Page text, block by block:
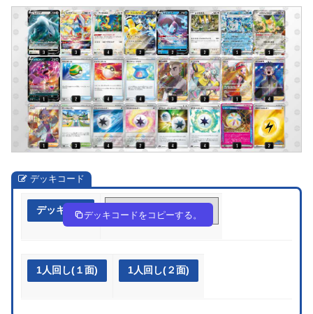
デッキコード
デッキ作成 k5kkVk-UoW60x-ffvfFk
デッキコードをコピーする。
1人回し(１面) 1人回し(２面)